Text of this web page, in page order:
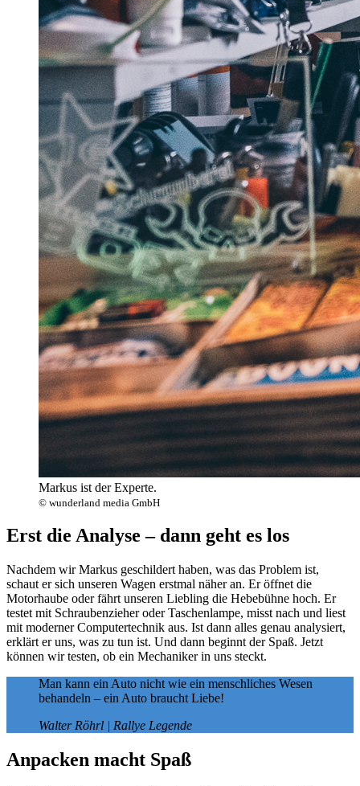
Markus ist der Experte.
© wunderland media GmbH
Erst die Analyse – dann geht es los
Nachdem wir Markus geschildert haben, was das Problem ist,
schaut er sich unseren Wagen erstmal näher an. Er öffnet die
Motorhaube oder fährt unseren Liebling die Hebebühne hoch. Er
testet mit Schraubenzieher oder Taschenlampe, misst nach und liest
mit moderner Computertechnik aus. Ist dann alles genau analysiert,
erklärt er uns, was zu tun ist. Und dann beginnt der Spaß. Jetzt
können wir testen, ob ein Mechaniker in uns steckt.
Man kann ein Auto nicht wie ein menschliches Wesen
behandeln – ein Auto braucht Liebe!
Walter Röhrl | Rallye Legende
Anpacken macht Spaß